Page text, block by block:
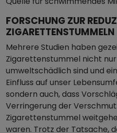
FORSCHUNG ZUR
ZIGARETTENSTUMMELN
Mehrere Studien haben
Zigarettenstummel nicht
umweltschädlich sind und
Einfluss auf unser
sondern auch, dass
Verringerung der
Zigarettenstummel
waren. Trotz der Tatsache,